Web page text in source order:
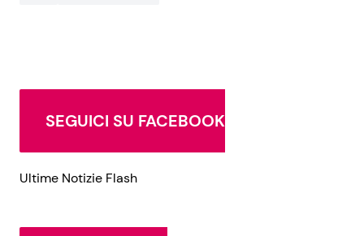
SEGUICI SU FACEBOOK
Ultime Notizie Flash